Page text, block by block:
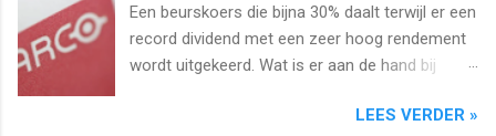
Een beurskoers die bijna 30% daalt terwijl er een
record dividend met een zeer hoog rendement
wordt uitgekeerd. Wat is er aan de hand bij
uiteraard het dividend. Kan dat wel zo hoog
LEES VERDER »